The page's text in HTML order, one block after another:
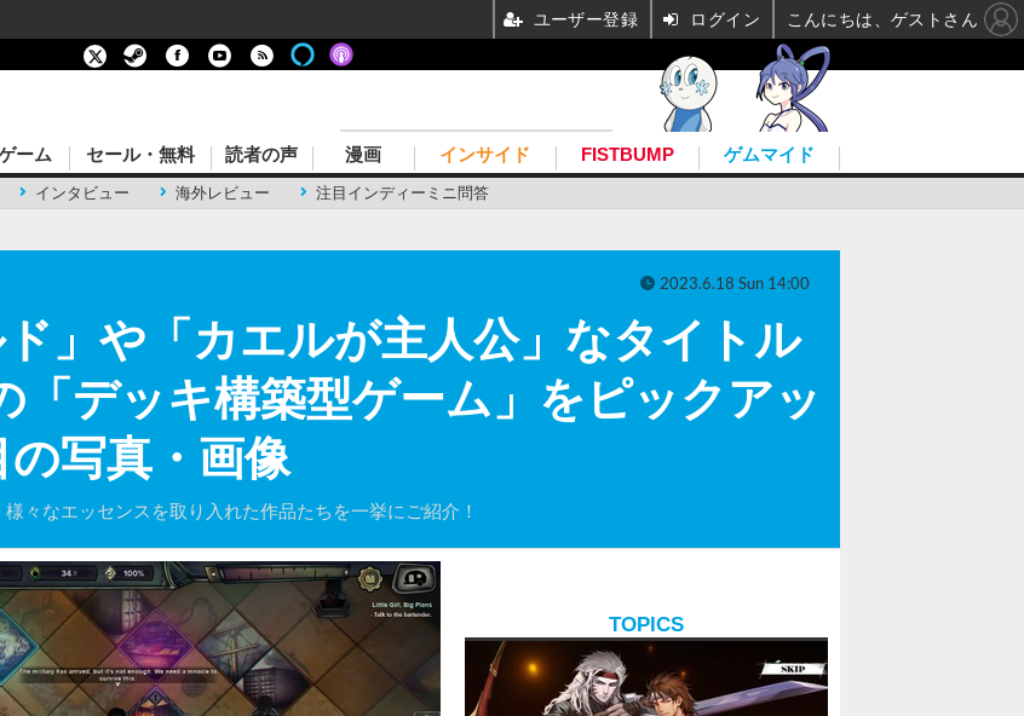
インタビュー 海外レビュー 注目インディーミニ問答
ーム セール・無料 読者の声 漫画 インサイド FISTBUMP ゲムマイド
ド」や「カエルが主人公」なタイトル
「デッキ構築型ゲーム」をピックアッ
写真・画像
々なエッセンスを取り入れた作品たちを一挙にご紹介！
2023.6.18 Sun 14:00
TOPICS
ユーザー登録 ログイン こんにちは、ゲストさん